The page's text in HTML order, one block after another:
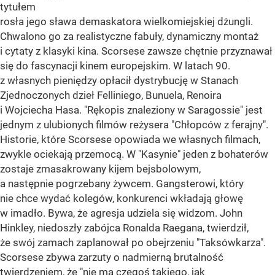
tytułem
rosła jego sława demaskatora wielkomiejskiej dżungli.
Chwalono go za realistyczne fabuły, dynamiczny montaż
i cytaty z klasyki kina. Scorsese zawsze chętnie przyznawał
się do fascynacji kinem europejskim. W latach 90.
z własnych pieniędzy opłacił dystrybucję w Stanach
Zjednoczonych dzieł Felliniego, Bunuela, Renoira
i Wojciecha Hasa. "Rękopis znaleziony w Saragossie" jest
jednym z ulubionych filmów reżysera "Chłopców z ferajny".
Historie, które Scorsese opowiada we własnych filmach,
zwykle ociekają przemocą. W "Kasynie" jeden z bohaterów
zostaje zmasakrowany kijem bejsbolowym,
a następnie pogrzebany żywcem. Gangsterowi, który
nie chce wydać kolegów, konkurenci wkładają głowę
w imadło. Bywa, że agresja udziela się widzom. John
Hinkley, niedoszły zabójca Ronalda Raegana, twierdził,
że swój zamach zaplanował po obejrzeniu "Taksówkarza".
Scorsese zbywa zarzuty o nadmierną brutalność
twierdzeniem, że "nie ma czegoś takiego, jak